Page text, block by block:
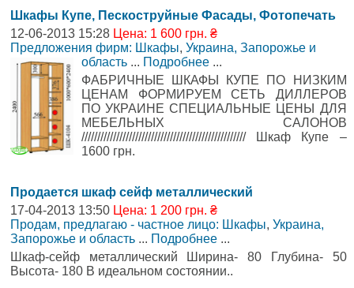
Шкафы Купе, Пескоструйные Фасады, Фотопечать
12-06-2013 15:28 Цена: 1 600 грн. ₴
Предложения фирм: Шкафы, Украина, Запорожье и
область ... Подробнее ...
ФАБРИЧНЫЕ ШКАФЫ КУПЕ ПО НИЗКИМ
ЦЕНАМ ФОРМИРУЕМ СЕТЬ ДИЛЛЕРОВ
ПО УКРАИНЕ СПЕЦИАЛЬНЫЕ ЦЕНЫ ДЛЯ
МЕБЕЛЬНЫХ САЛОНОВ
//////////////////////////////////////////////////// Шкаф Купе –
1600 грн.
Продается шкаф сейф металлический
17-04-2013 13:50 Цена: 1 200 грн. ₴
Продам, предлагаю - частное лицо: Шкафы, Украина,
Запорожье и область ... Подробнее ...
Шкаф-сейф металлический Ширина- 80 Глубина- 50
Высота- 180 В идеальном состоянии..